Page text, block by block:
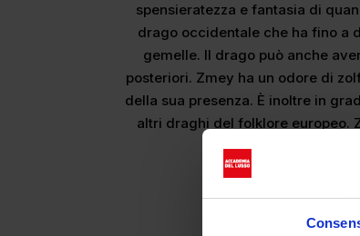
spensieratezza e fantasia di
drago occidentale che ha fino a
gemelle. Il drago può anche
posteriori. Zmey ha un odore di
della sua presenza. È inoltre in
altri draghi del folklore europeo.
punto tale da essere